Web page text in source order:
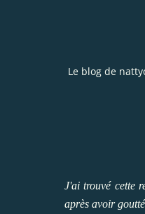
Le blog de
J'ai trouvé cette
après avoir